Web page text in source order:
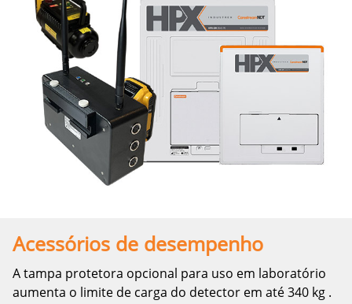
Acessórios de desempenho
A tampa protetora opcional para uso em laboratório
aumenta o limite de carga do detector em até 340 kg .